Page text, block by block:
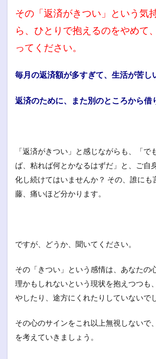
その「返済がきつい」という気
ら、ひとりで抱えるのをやめて
ってください。
毎月の返済額が多すぎて、生活が苦し
返済のために、また別のところから借
「返済がきつい」と感じながらも、「で
ば、粘れば何とかなるはずだ」と、ご自
化し続けてはいませんか？ その、誰にも
藤、痛いほど分かります。
ですが、どうか、聞いてください。
その「きつい」という感情は、あなたの
理かもしれないという現状を抱えつつも
やしたり、途方にくれたりしていないで
その心のサインをこれ以上無視しないで
を考えていきましょう。